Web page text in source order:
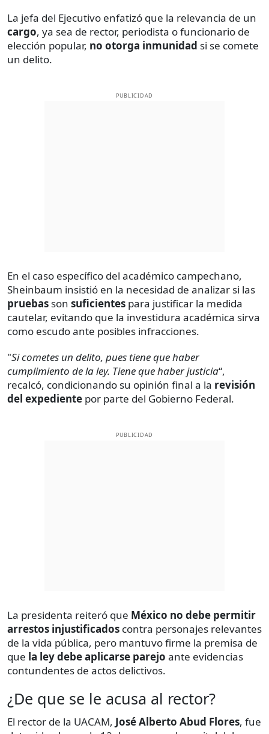
La jefa del Ejecutivo enfatizó que la relevancia de un
cargo, ya sea de rector, periodista o funcionario de
elección popular, no otorga inmunidad si se comete
un delito.
PUBLICIDAD
En el caso específico del académico campechano,
Sheinbaum insistió en la necesidad de analizar si las
pruebas son suficientes para justificar la medida
cautelar, evitando que la investidura académica sirva
como escudo ante posibles infracciones.
"Si cometes un delito, pues tiene que haber
cumplimiento de la ley. Tiene que haber justicia“,
recalcó, condicionando su opinión final a la revisión
del expediente por parte del Gobierno Federal.
PUBLICIDAD
La presidenta reiteró que México no debe permitir
arrestos injustificados contra personajes relevantes
de la vida pública, pero mantuvo firme la premisa de
que la ley debe aplicarse parejo ante evidencias
contundentes de actos delictivos.
¿De que se le acusa al rector?
El rector de la UACAM, José Alberto Abud Flores, fue